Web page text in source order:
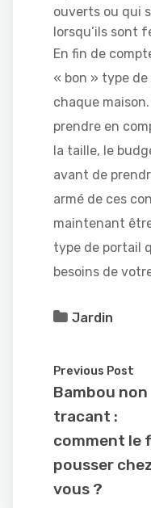
ouverts ou qui
lorsqu’ils sont
En fin de
« bon » type
chaque
prendre en
la taille, le
avant de
armé de ces
maintenant
type de portail
besoins de
Jardin
Previous Post
Bambou non
tracant :
comment le
pousser
vous ?